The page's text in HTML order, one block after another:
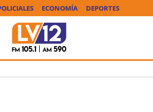
ECONOMÍA DEPORTES